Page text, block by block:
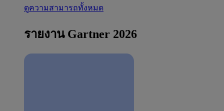
ดูความสามารถทั้งหมด
รายงาน Gartner 2026